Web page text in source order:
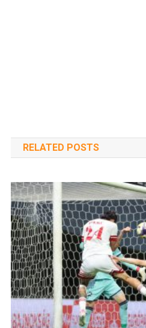
RELATED POSTS